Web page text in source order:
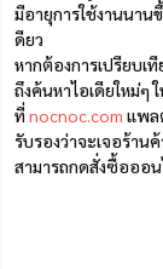
มีอายุการใช้งานนา
ดียว
หากต้องการเปรียบเ
ถึงค้นหาไอเดียใหม่ๆ
ที่nocnoc.com แพล
รับรองว่าจะเจอร้าน
สามารถกดสั่งซื้อออ